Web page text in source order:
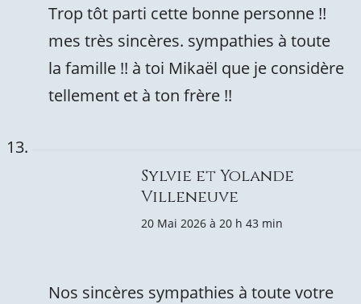
Trop tôt parti cette bonne personne !!
mes très sincères. sympathies à toute
la famille !! à toi Mikaël que je considère
tellement et à ton frère !!
Sylvie et Yolande
Villeneuve
20 Mai 2026 à 20 h 43 min
Nos sincères sympathies à toute votre